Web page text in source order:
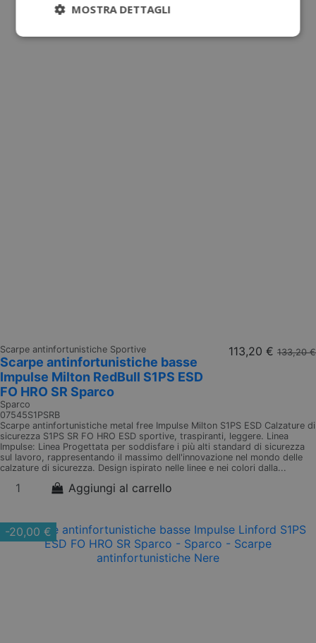
Scarpe antinfortunistiche Sportive
Scarpe antinfortunistiche basse
Impulse Milton RedBull S1PS ESD
FO HRO SR Sparco
Sparco
07545S1PSRB
113,20 € 133,20 €
Scarpe antinfortunistiche metal free Impulse Milton S1PS ESD Calzature di
sicurezza S1PS SR FO HRO ESD sportive, traspiranti, leggere. Linea
Impulse: Linea Progettata per soddisfare i più alti standard di sicurezza
sul lavoro, rappresentando il massimo dell'innovazione nel mondo delle
calzature di sicurezza. Design ispirato nelle linee e nei colori dalla...
Aggiungi al carrello
-20,00 €
MOSTRA DETTAGLI